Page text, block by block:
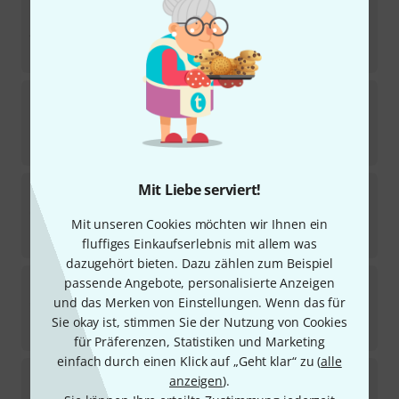
Mit Liebe serviert!
Mit unseren Cookies möchten wir Ihnen ein
fluffiges Einkaufserlebnis mit allem was
dazugehört bieten. Dazu zählen zum Beispiel
passende Angebote, personalisierte Anzeigen
und das Merken von Einstellungen. Wenn das für
Sie okay ist, stimmen Sie der Nutzung von Cookies
für Präferenzen, Statistiken und Marketing
einfach durch einen Klick auf „Geht klar“ zu (alle
anzeigen).
3
In 2–3 Wochen lieferbar
08" Super Hoop II Tune Hoop
3
Sofort lieferbar
14" Fat Tone Hoop Batt B-Stock
Sofort lieferbar
49€
Pearl18" Super Hoop II Tune Hoop
3
Mittelfristig lieferbar (ca. 1–2 Wochen)
45€
13" Regular Hoop Tune Hoop
22